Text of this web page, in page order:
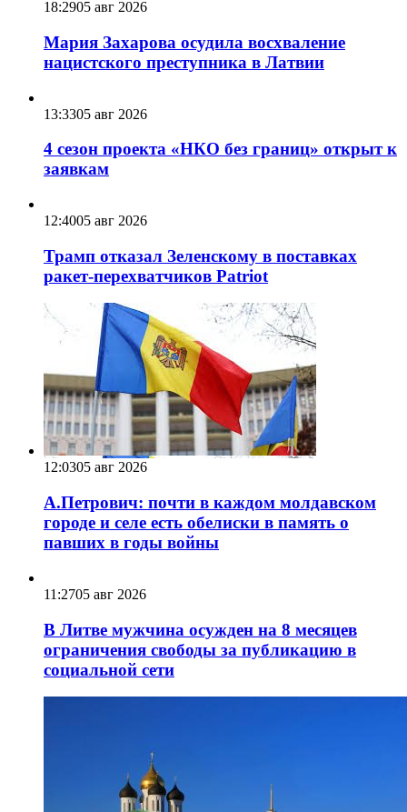
18:2905 авг 2026
Мария Захарова осудила восхваление
нацистского преступника в Латвии
13:3305 авг 2026
4 сезон проекта «НКО без границ» открыт к
заявкам
12:4005 авг 2026
Трамп отказал Зеленскому в поставках
ракет-перехватчиков Patriot
12:0305 авг 2026
А.Петрович: почти в каждом молдавском
городе и селе есть обелиски в память о
павших в годы войны
11:2705 авг 2026
В Литве мужчина осужден на 8 месяцев
ограничения свободы за публикацию в
социальной сети